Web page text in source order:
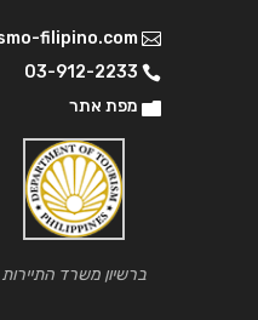
filipino.com
03-912-2233
מפת אתר
ברשיון משרד התיירות